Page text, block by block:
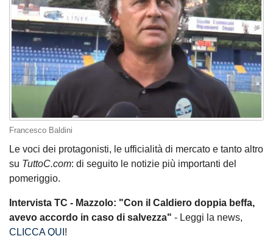
Francesco Baldini
Le voci dei protagonisti, le ufficialità di mercato e tanto altro
su TuttoC.com: di seguito le notizie più importanti del
pomeriggio.
Intervista TC - Mazzolo: "Con il Caldiero doppia beffa,
avevo accordo in caso di salvezza" - Leggi la news,
CLICCA QUI !